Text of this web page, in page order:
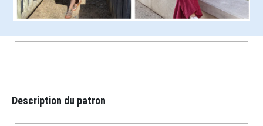
Description du patron